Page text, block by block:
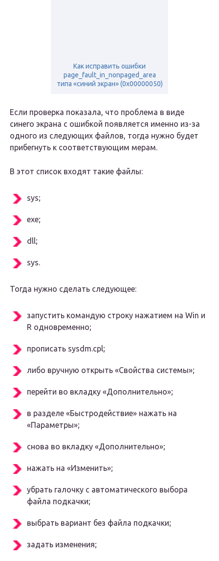
Как исправить ошибки
page_fault_in_nonpaged_area
типа «синий экран» (0x00000050)
Если проверка показала, что проблема в виде
синего экрана с ошибкой появляется именно из-за
одного из следующих файлов, тогда нужно будет
прибегнуть к соответствующим мерам.
В этот список входят такие файлы:
sys;
exe;
dll;
sys.
Тогда нужно сделать следующее:
запустить командую строку нажатием на Win и
R одновременно;
прописать sysdm.cpl;
либо вручную открыть «Свойства системы»;
перейти во вкладку «Дополнительно»;
в разделе «Быстродействие» нажать на
«Параметры»;
снова во вкладку «Дополнительно»;
нажать на «Изменить»;
убрать галочку с автоматического выбора
файла подкачки;
выбрать вариант без файла подкачки;
задать изменения;